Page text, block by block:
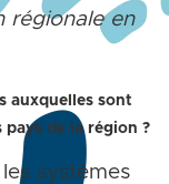
régionale en
auxquelles sont
pays de la région ?
les systèmes